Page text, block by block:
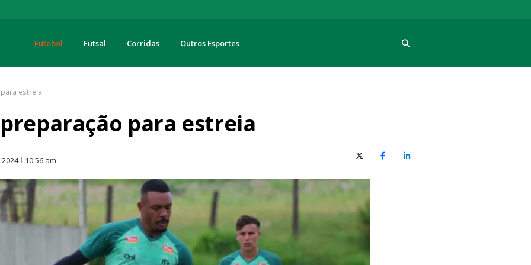
Futebol Futsal Corridas Outros Esportes
estreia
para estreia
10:56 am X (Twitter)FacebookO LinkedIn